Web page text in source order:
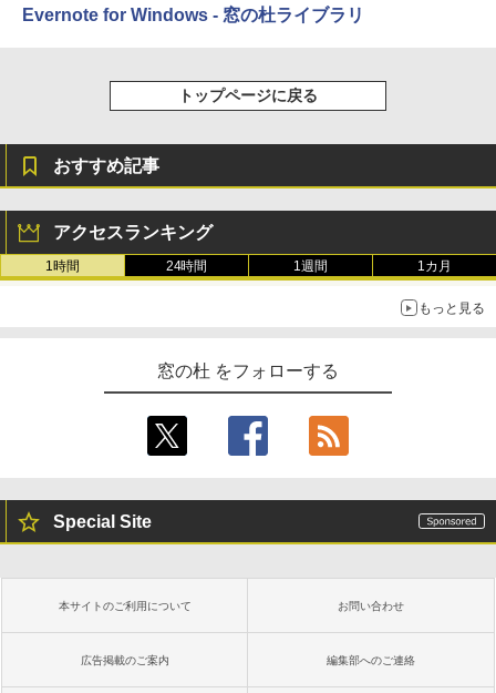
x 【限定バーチャルアイテムを含
ロブロックス | オンラインコード版
￥3,200
Robloxギフトカード - 1000 Robu
む】 【オンラインゲームコード】
￥1,600
￥99
FM TOWNS ハイパー・カタログ:
ェアのパーフェクトリストと最新
とWebデザイン入門講座［第2版］
￥2,326
ー、広告なし、メタリックブラッ
￥32,980
ディスプレイ、色調調節ライト、
最大8週間持続バッテリー、広告無
し、ブラック (2025年発売)
New Amazon Kindle Scribe Color
soft | 11インチカラーディスプレ
イ、64GBストレージ、ノート機能
ライト、プレミアムペン付き、グ
￥115,980
Evernote for Windows - 窓の杜ライブラリ
トップページに戻る
おすすめ記事
アクセスランキング
1時間 24時間 1週間 1カ月
もっと見る
窓の杜 をフォローする
Special Site
本サイトのご利用について お問い合わせ
広告掲載のご案内 編集部へのご連絡